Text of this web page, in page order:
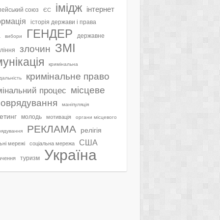
союз ЄС імідж інтернет
історія держави і права
вибори ГЕНДЕР державне
злочин ЗМІ
кримінальна
кримінальне право
процес місцеве
маніпуляція
молодь мотивація органи місцевого
РЕКЛАМА релігія
мережі соціальна мережа США
туризм Україна